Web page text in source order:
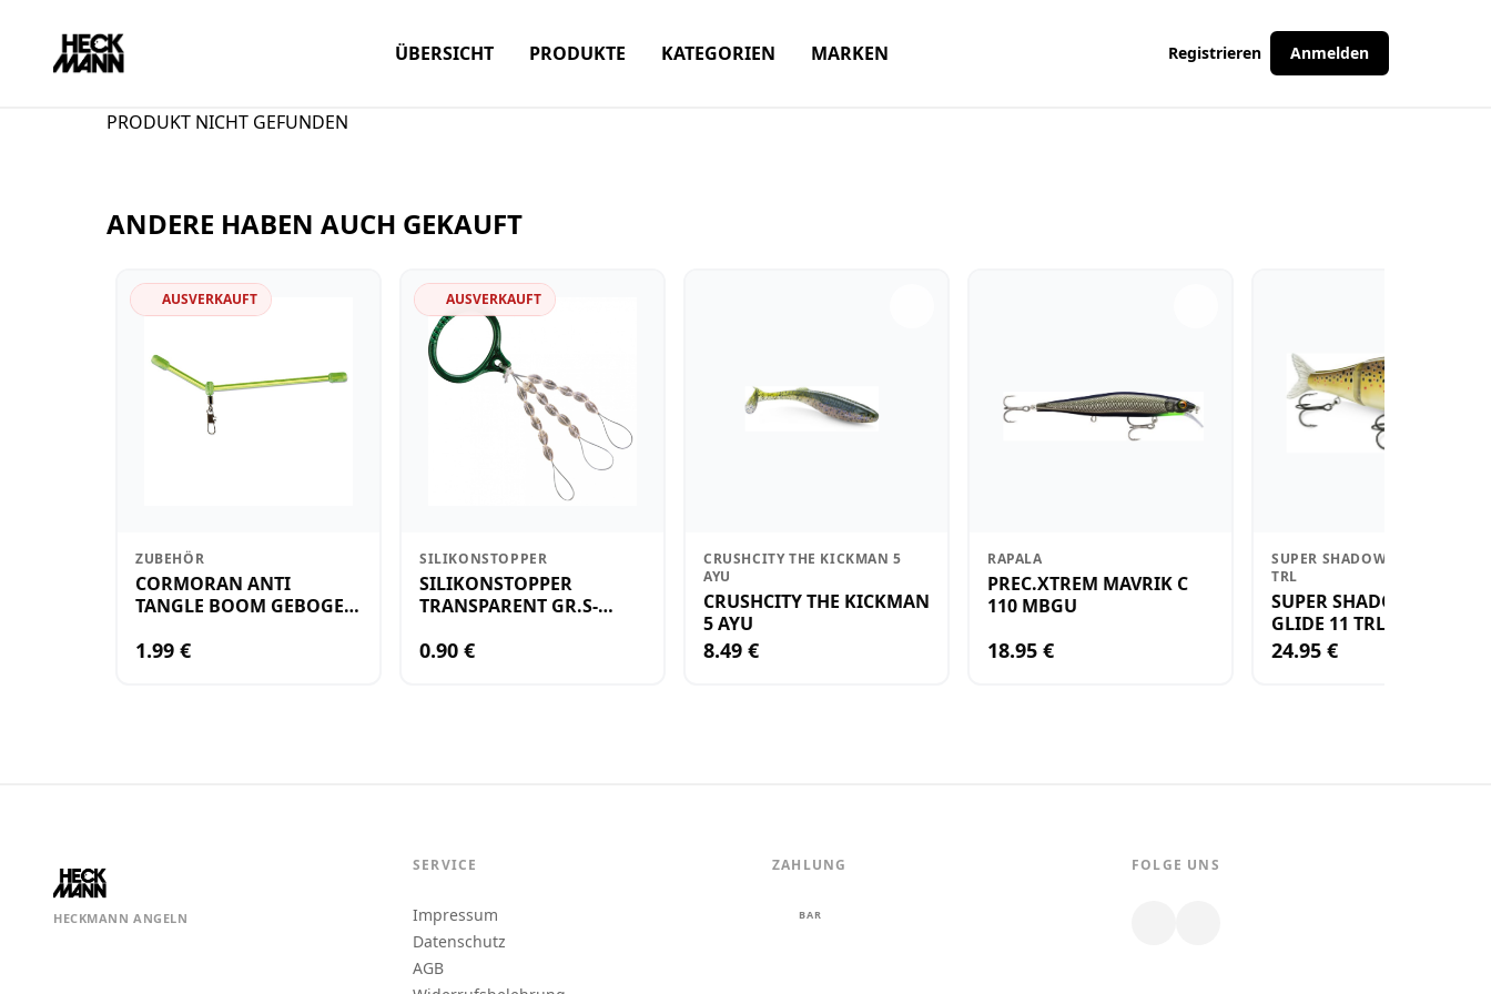
ÜBERSICHT PRODUKTE KATEGORIEN MARKEN Registrieren Anmelden
PRODUKT NICHT GEFUNDEN
ANDERE HABEN AUCH GEKAUFT
AUSVERKAUFT
ZUBEHÖR
CORMORAN ANTI
TANGLE BOOM GEBOGEN
1.99 €
AUSVERKAUFT
SILIKONSTOPPER
SILIKONSTOPPER
TRANSPARENT GR.S-
0.90 €
CRUSHCITY THE KICKMAN 5
AYU
CRUSHCITY THE KICKMAN
5 AYU
8.49 €
RAPALA
PREC.XTREM MAVRIK C
110 MBGU
18.95 €
SUPER SHADOW RAP GLIDE 11
TRL
SUPER SHADOW RAP
GLIDE 11 TRL
24.95 €
HECKMANN ANGELN
SERVICE
Impressum
Datenschutz
AGB
ZAHLUNG
BAR
FOLGE UNS